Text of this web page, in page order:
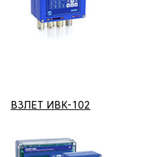
ВЗЛЕТ ИВК-102